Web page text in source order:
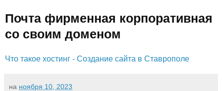
Почта фирменная корпоративная
со своим доменом
Что такое хостинг - Создание сайта в Ставрополе
на ноября 10, 2023